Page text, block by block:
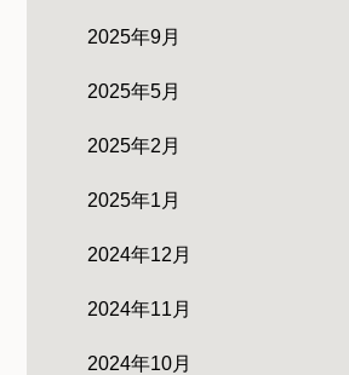
2025年9月
2025年5月
2025年2月
2025年1月
2024年12月
2024年11月
2024年10月